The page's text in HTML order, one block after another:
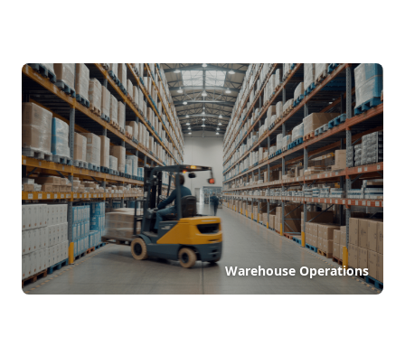
Warehouse Operations